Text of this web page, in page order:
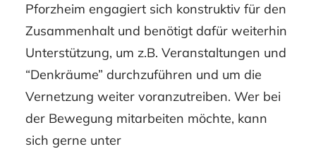
Pforzheim engagiert sich konstruktiv für den
Zusammenhalt und benötigt dafür weiterhin
Unterstützung, um z.B. Veranstaltungen und
“Denkräume” durchzuführen und um die
Vernetzung weiter voranzutreiben. Wer bei
der Bewegung mitarbeiten möchte, kann
sich gerne unter